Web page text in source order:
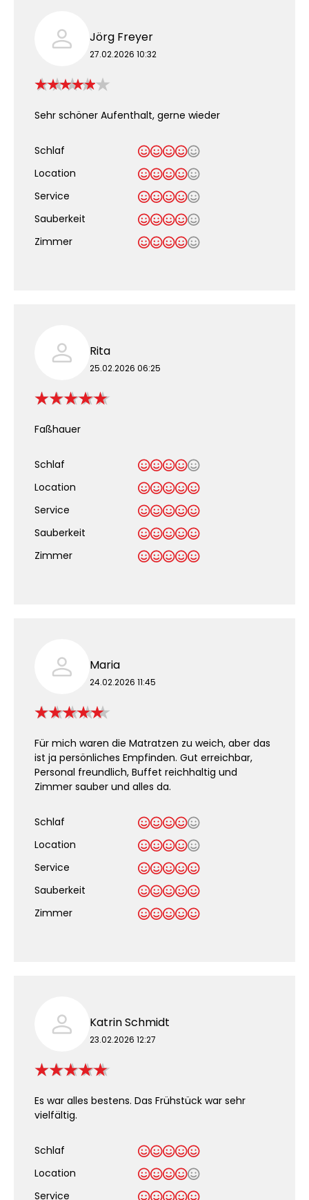
Jörg Freyer
27.02.2026 10:32
Sehr schöner Aufenthalt, gerne wieder
Schlaf
Location
Service
Sauberkeit
Zimmer
Rita
25.02.2026 06:25
Faßhauer
Schlaf
Location
Service
Sauberkeit
Zimmer
Maria
24.02.2026 11:45
Für mich waren die Matratzen zu weich, aber das
ist ja persönliches Empfinden. Gut erreichbar,
Personal freundlich, Buffet reichhaltig und
Zimmer sauber und alles da.
Schlaf
Location
Service
Sauberkeit
Zimmer
Katrin Schmidt
23.02.2026 12:27
Es war alles bestens. Das Frühstück war sehr
vielfältig.
Schlaf
Location
Service